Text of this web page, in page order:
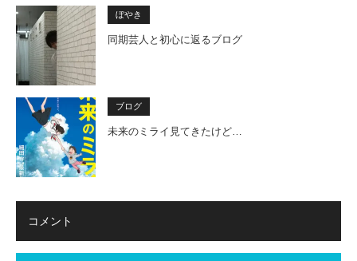
ぼやき
同期芸人と初心に返るブログ
ブログ
未来のミライ見てきたけど…
コメント